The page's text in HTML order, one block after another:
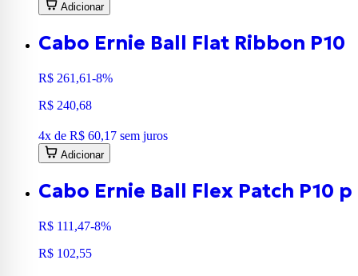
Adicionar
Cabo Ernie Ball Flat Ribbon P10
R$ 261,61-8%
R$ 240,68
4x de R$ 60,17 sem juros
Adicionar
Cabo Ernie Ball Flex Patch P10
R$ 111,47-8%
R$ 102,55